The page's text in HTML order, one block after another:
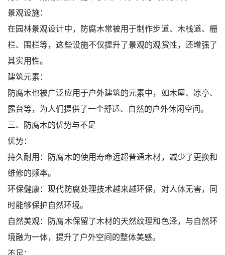
景观设施：
在园林景观设计中，防腐木常被用于制作步道、木栈道、栅
栏、围栏等，这些设施不仅提升了景观的观赏性，还增强了
其实用性。
建筑元素：
防腐木也被广泛应用于户外建筑的元素中，如木屋、凉亭、
露台等，为人们提供了一个舒适、自然的户外休闲空间。
三、防腐木的优势与不足
优势：
持久耐用：防腐木的使用寿命远超普通木材，减少了更换和
维修的频率。
环保健康：现代防腐处理技术越来越环保，对人体无害，同
时能够保护自然环境。
自然美观：防腐木保留了木材的天然纹理和色泽，与自然环
境融为一体，提升了户外空间的整体美感。
不足：